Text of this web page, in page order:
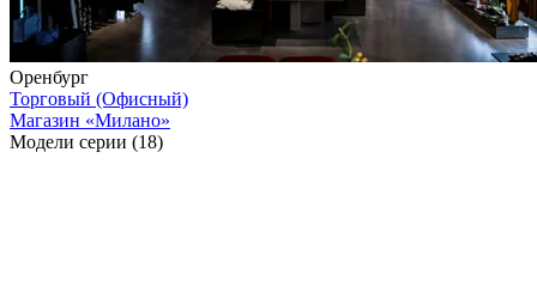
Оренбург
Торговый (Офисный)
Магазин «Милано»
Модели серии (18)